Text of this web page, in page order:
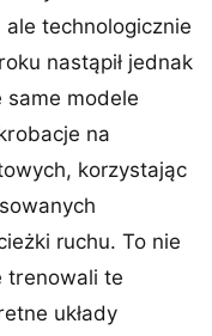
technologicznie
nastąpił jednak
same modele
na
korzystając
ruchu. To nie
trenowali te
układy